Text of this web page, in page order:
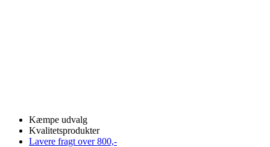
Kæmpe udvalg
Kvalitetsprodukter
Lavere fragt over 800,-